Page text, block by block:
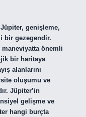
genişleme,
bir gezegendir.
önemli
bir haritaya
alanlarını
oluşumu ve
Jüpiter’in
gelişme ve
hangi burçta